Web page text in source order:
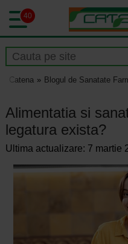
40
Catena Blogul de Sanatate
Alimentatia si
legatura exista?
Ultima actualizare: 7 martie